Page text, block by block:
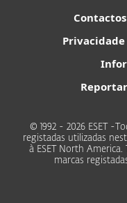
Contactos
Privacidade
© 1992 - 2026 ESET -
registadas utilizadas
à ESET North
marcas